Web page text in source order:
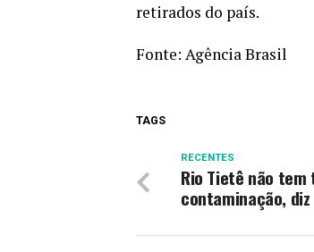
retirados do país.
Fonte: Agência Brasil
TAGS
RECENTES
Rio Tietê não
contaminação,